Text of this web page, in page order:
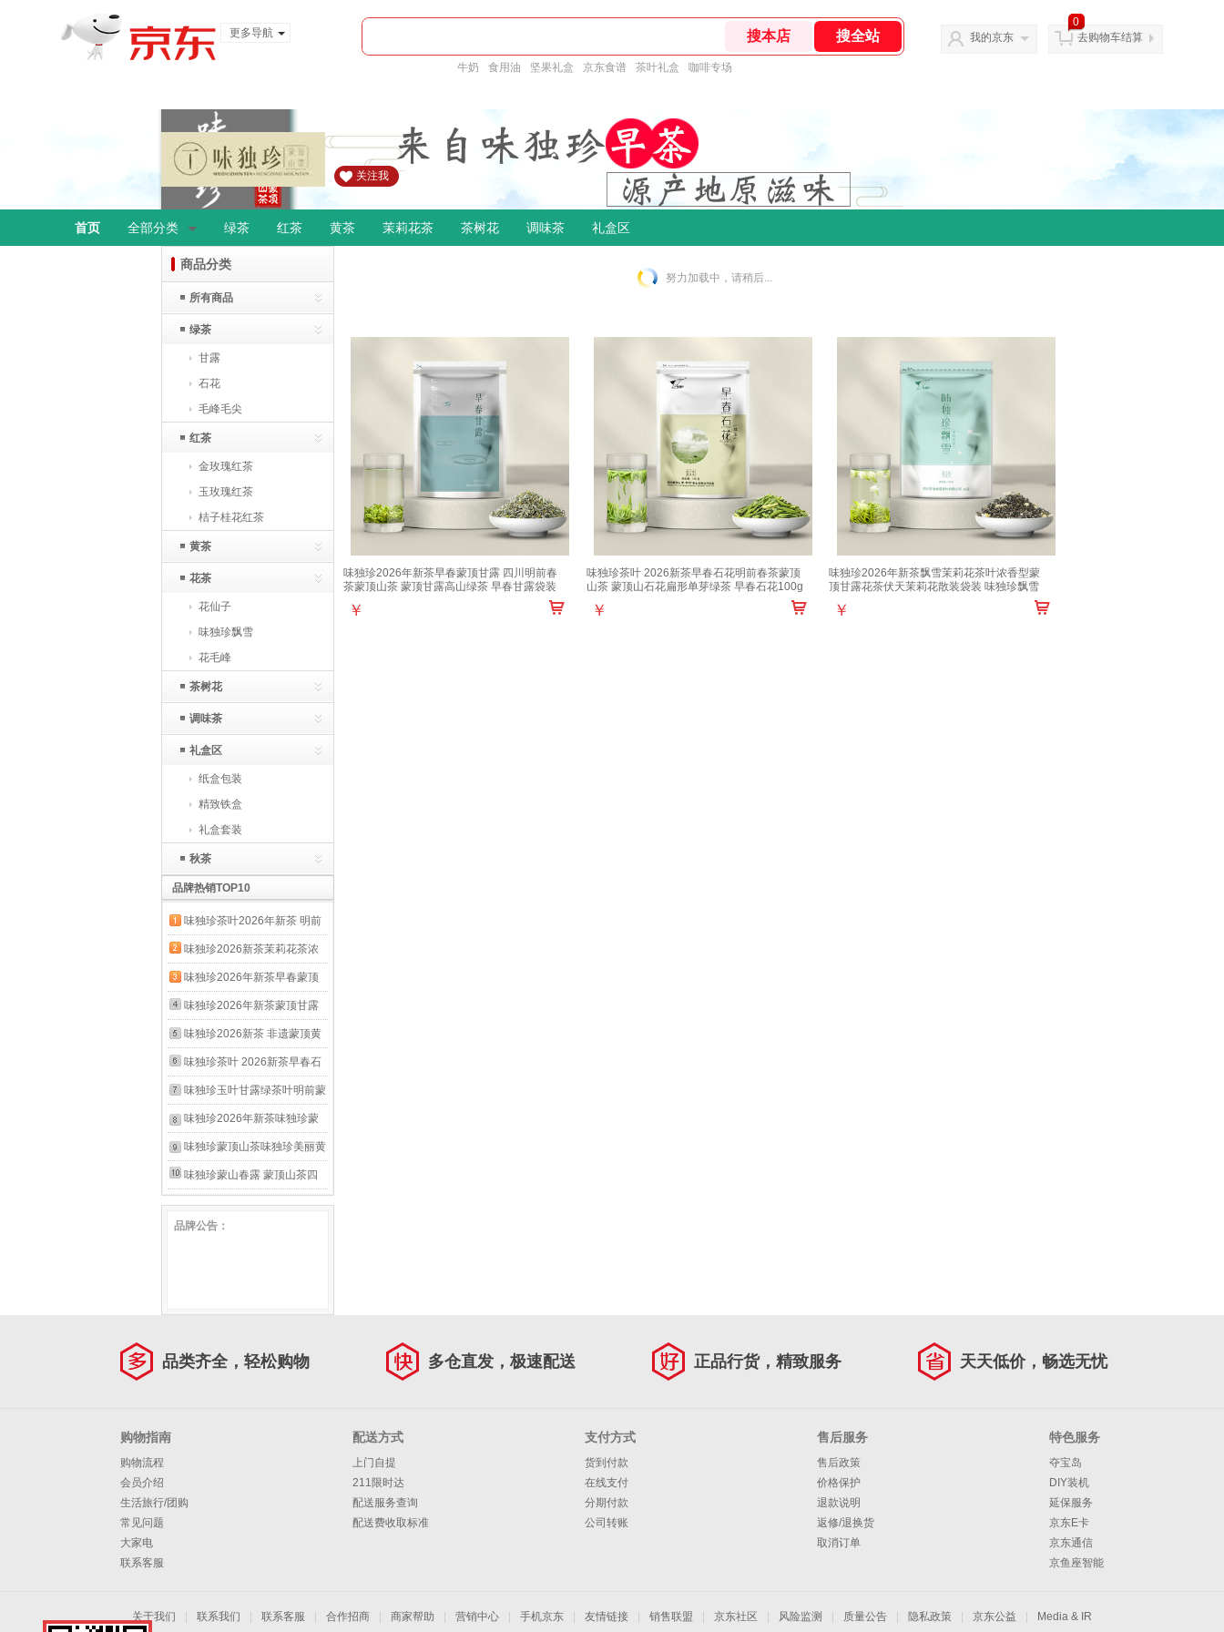
更多导航
牛奶 食用油 坚果礼盒 京东食谱 茶叶礼盒 咖啡专场
我的京东
0
去购物车结算
关注我
首页 全部分类 绿茶 红茶 黄茶 茉莉花茶 茶树花 调味茶 礼盒区
商品分类
所有商品
绿茶
甘露
石花
毛峰毛尖
红茶
金玫瑰红茶
玉玫瑰红茶
桔子桂花红茶
黄茶
花茶
花仙子
味独珍飘雪
花毛峰
茶树花
调味茶
礼盒区
纸盒包装
精致铁盒
礼盒套装
秋茶
品牌热销TOP10
味独珍茶叶2026年新茶 明前
毛峰春茶 蒙顶山茶 蒙山毛峰
川茶绿茶半斤 明前毛峰 250g/
袋
味独珍2026新茶茉莉花茶浓
香型四川伏天味独珍花毛峰蒙
顶山茶袋装250克 花毛峰250
克袋装
味独珍2026年新茶早春蒙顶
甘露 四川明前春茶蒙顶山茶
蒙顶甘露高山绿茶 早春甘露
袋装100g
味独珍2026年新茶蒙顶甘露
春茶 蒙顶山茶 明前四川绿茶
100克袋装 默认
味独珍2026新茶 非遗蒙顶黄
芽 明前春茶 蒙顶山茶 川茶黄
茶 100克袋装 袋装100克
味独珍茶叶 2026新茶早春石
花明前春茶蒙顶山茶 蒙顶山
石花扁形单芽绿茶 早春石花
100g
味独珍玉叶甘露绿茶叶明前蒙
顶甘露高山茶蒙顶山茶耐泡散
装罐装 2罐500克
味独珍2026年新茶味独珍蒙
顶甘露 明前绿茶 卷曲形绿茶
125克罐装
味独珍蒙顶山茶味独珍美丽黄
茶黄珍眉125克铁罐 自定义
味独珍蒙山春露 蒙顶山茶四
川高山绿茶半斤一袋共2袋 春
露500克
品牌公告：
努力加载中，请稍后...
味独珍2026年新茶早春蒙顶甘露 四川明前春
茶蒙顶山茶 蒙顶甘露高山绿茶 早春甘露袋装
￥
味独珍茶叶 2026新茶早春石花明前春茶蒙顶
山茶 蒙顶山石花扁形单芽绿茶 早春石花100g
￥
味独珍2026年新茶飘雪茉莉花茶叶浓香型蒙
顶甘露花茶伏天茉莉花散装袋装 味独珍飘雪
￥
品类齐全，轻松购物 多仓直发，极速配送 正品行货，精致服务 天天低价，畅选无忧
购物指南
购物流程
会员介绍
生活旅行/团购
常见问题
大家电
联系客服
配送方式
上门自提
211限时达
配送服务查询
配送费收取标准
支付方式
货到付款
在线支付
分期付款
公司转账
售后服务
售后政策
价格保护
退款说明
返修/退换货
取消订单
特色服务
夺宝岛
DIY装机
延保服务
京东E卡
京东通信
京鱼座智能
关于我们 联系我们 联系客服 合作招商 商家帮助 营销中心 手机京东 友情链接 销售联盟 京东社区 风险监测 质量公告 隐私政策 京东公益 Media & IR